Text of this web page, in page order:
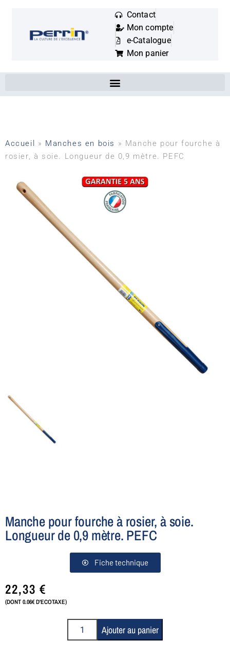
Mots
clés
:
Contact
Mon compte
e-Catalogue
Mon panier
Accueil » Manches en bois » Manche pour fourche à
rosier, à soie. Longueur de 0,9 mètre. PEFC
Manche pour fourche à rosier, à soie.
Longueur de 0,9 mètre. PEFC
Fiche technique
22,33€
(DONT 0.06€ D'ECOTAXE)
Ajouter au panier